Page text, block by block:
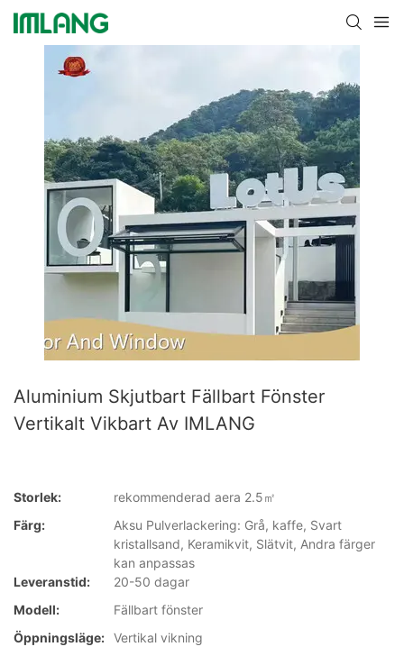
Aluminium Skjutbart Fällbart Fönster
Vertikalt Vikbart Av IMLANG
Storlek:
rekommenderad aera 2.5㎡
Färg:
Aksu Pulverlackering: Grå, kaffe, Svart
kristallsand, Keramikvit, Slätvit, Andra färger
kan anpassas
Leveranstid:
20-50 dagar
Modell:
Fällbart fönster
Öppningsläge: Vertikal vikning